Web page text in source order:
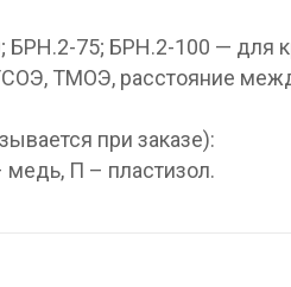
75; БРН.2-100 — для
ТМОЭ, расстояние
при заказе):
П – пластизол.